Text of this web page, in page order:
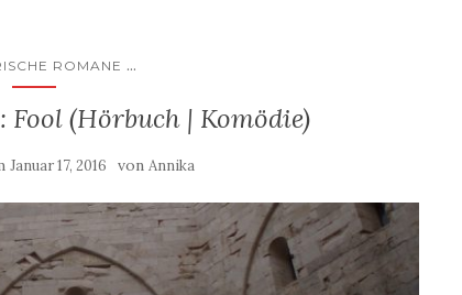
ROMANE ...
(Hörbuch | Komödie)
Januar 17, 2016 von Annika